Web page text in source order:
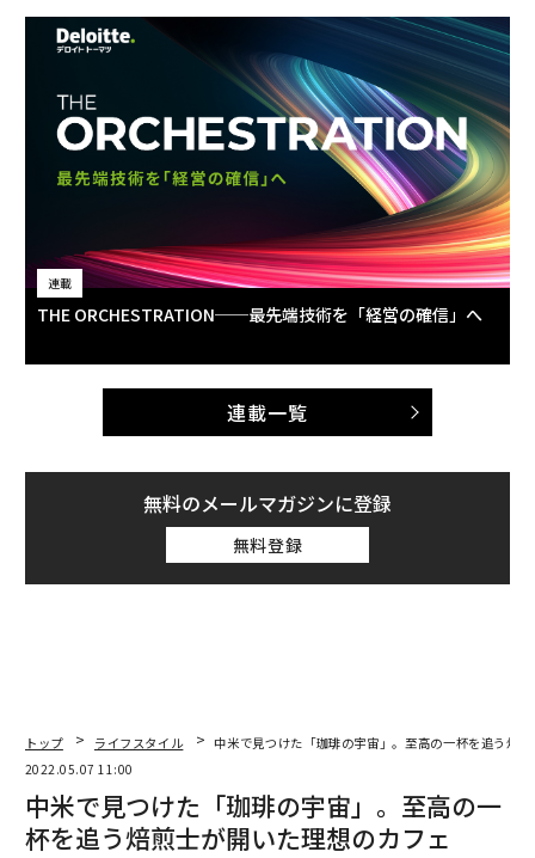
連載
THE ORCHESTRATION──最先端技術を「経営の確信」へ
連載一覧
無料のメールマガジンに登録
無料登録
トップ ライフスタイル
中米で見つけた「珈琲の宇宙」。至高の一杯を追う焙
2022.05.07 11:00
中米で見つけた「珈琲の宇宙」。至高の一
杯を追う焙煎士が開いた理想のカフェ